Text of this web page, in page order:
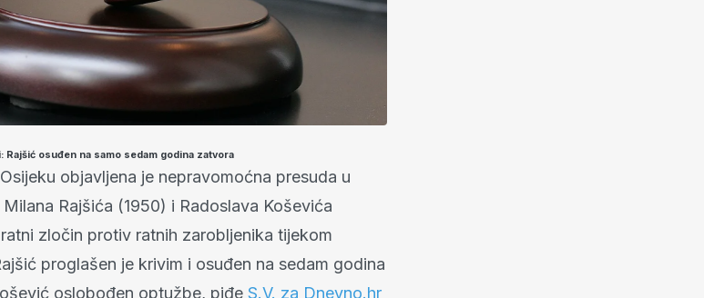
osuđen na samo sedam godina zatvora
objavljena je nepravomoćna presuda u
Rajšića (1950) i Radoslava Koševića
zločin protiv ratnih zarobljenika tijekom
proglašen je krivim i osuđen na sedam godina
oslobođen optužbe, piđe S.V. za Dnevno.hr